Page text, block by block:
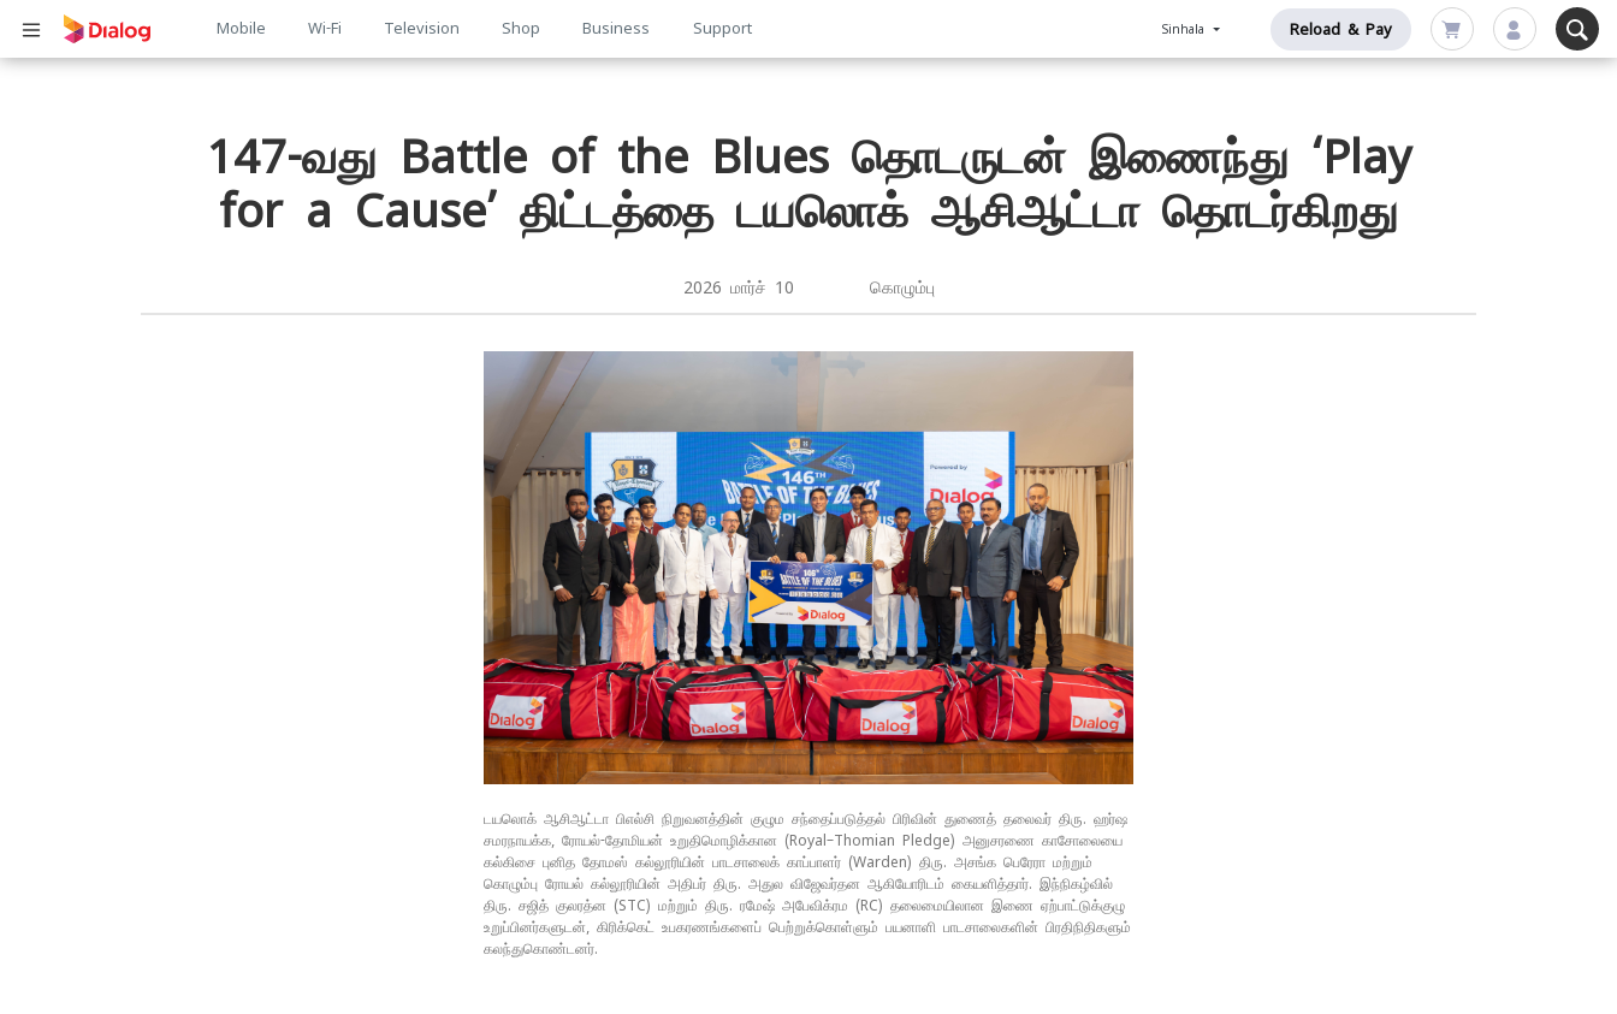
Main
Mobile Wi-Fi Television Shop Business Support Sinhala Reload & Pay
Body
147-வது Battle of the Blues தொடருடன் இணைந்து ‘Play
for a Cause’ திட்டத்தை டயலொக் ஆசிஆட்டா தொடர்கிறது
2026 மார்ச் 10 கொழும்பு
டயலொக் ஆசிஆட்டா பிஎல்சி நிறுவனத்தின் குழும சந்தைப்படுத்தல் பிரிவின் துணைத் தலைவர் திரு. ஹர்ஷ
சமரநாயக்க, ரோயல்-தோமியன் உறுதிமொழிக்கான (Royal–Thomian Pledge) அனுசரணை காசோலையை
கல்கிசை புனித தோமஸ் கல்லூரியின் பாடசாலைக் காப்பாளர் (Warden) திரு. அசங்க பெரேரா மற்றும்
கொழும்பு ரோயல் கல்லூரியின் அதிபர் திரு. அதுல விஜேவர்தன ஆகியோரிடம் கையளித்தார். இந்நிகழ்வில்
திரு. சஜித் குலரத்ன (STC) மற்றும் திரு. ரமேஷ் அபேவிக்ரம (RC) தலைமையிலான இணை ஏற்பாட்டுக்குழு
உறுப்பினர்களுடன், கிரிக்கெட் உபகரணங்களைப் பெற்றுக்கொள்ளும் பயனாளி பாடசாலைகளின் பிரதிநிதிகளும்
கலந்துகொண்டனர்.